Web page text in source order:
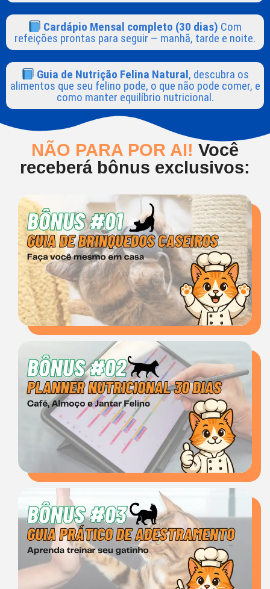
Cardápio Mensal completo (30 dias) Com
refeições prontas para seguir — manhã, tarde e noite.
Guia de Nutrição Felina Natural, descubra os
alimentos que seu felino pode, o que não pode comer, e
como manter equilíbrio nutricional.
NÃO PARA POR AI! Você
receberá bônus exclusivos: